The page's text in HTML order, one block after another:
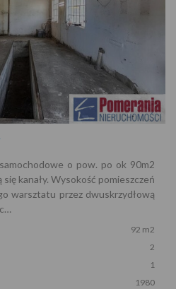
o pow. po ok 90m2
kanały. Wysokość pomieszczeń
warsztatu przez dwuskrzydłową
92 m2
2
1
1980